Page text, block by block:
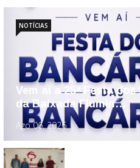
Vem aí a 25ª Festa
da Baixada Flumin…
Ago 06, 2026
NOTÍCIAS